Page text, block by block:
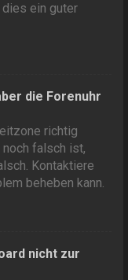
ein guter
die Forenuhr
richtig
falsch ist,
Kontaktiere
beheben kann.
nicht zur